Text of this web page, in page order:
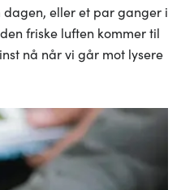
dagen, eller et par ganger i
friske luften kommer til
nå når vi går mot lysere